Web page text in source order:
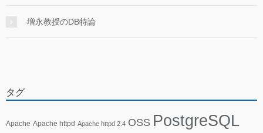
増永教授のDB特論
タグ
Apache Apache httpd Apache httpd 2.4 OSS PostgreSQL